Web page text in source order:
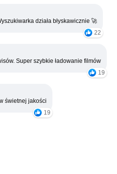
działa błyskawicznie 🚀
22
Super szybkie ładowanie filmów
19
świetnej jakości
19